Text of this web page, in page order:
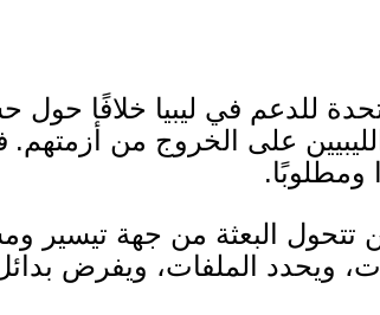
للدعم في ليبيا خلافًا حول
على الخروج من أزمتهم.
ومطلوبًا.
تتحول البعثة من جهة تيسير
ويحدد الملفات، ويفرض